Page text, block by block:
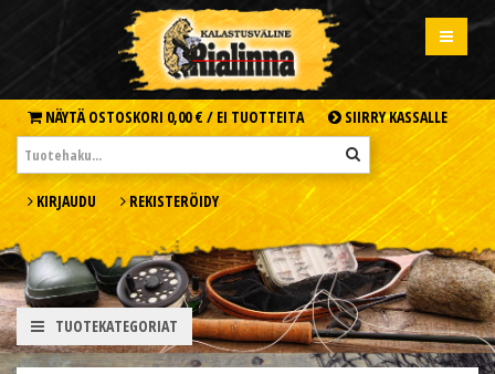
NÄYTÄ OSTOSKORI 0,00 € / EI TUOTTEITA SIIRRY KASSALLE
KIRJAUDU REKISTERÖIDY
TUOTEKATEGORIAT